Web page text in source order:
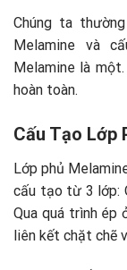
Chúng ta
Melamine và
Melamine là
hoàn toàn.
Cấu Tạo Lớp
Lớp phủ
cấu tạo từ 3 lớp:
Qua quá trình ép
liên kết chặt chẽ